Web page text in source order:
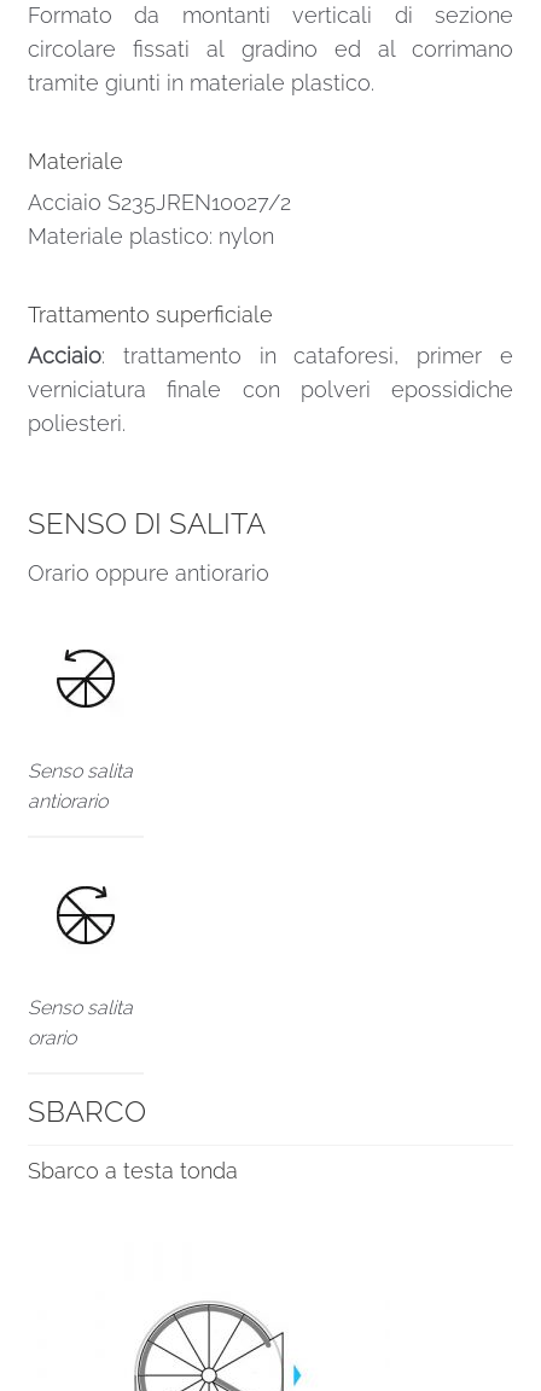
Formato da montanti verticali di sezione
circolare fissati al gradino ed al corrimano
tramite giunti in materiale plastico.
Materiale
Acciaio S235JREN10027/2
Materiale plastico: nylon
Trattamento superficiale
Acciaio: trattamento in cataforesi, primer e
verniciatura finale con polveri epossidiche
poliesteri.
SENSO DI SALITA
Orario oppure antiorario
Senso salita
antiorario
Senso salita
orario
SBARCO
Sbarco a testa tonda